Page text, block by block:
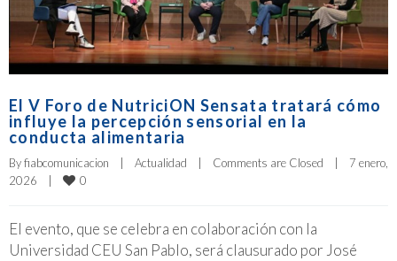
El V Foro de NutriciON Sensata tratará cómo
influye la percepción sensorial en la
conducta alimentaria
By fiabcomunicacion Actualidad Comments are Closed
7 enero,
2026
0
El evento, que se celebra en colaboración con la
Universidad CEU San Pablo, será clausurado por José